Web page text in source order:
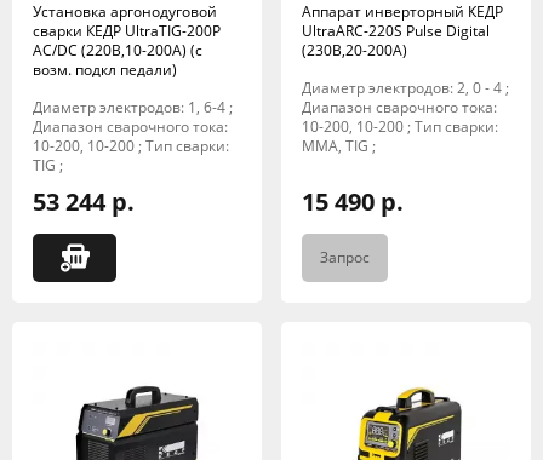
Установка аргонодуговой
сварки КЕДР UltraTIG-200P
AC/DC (220В,10-200А) (с
возм. подкл педали)
Диаметр электродов: 1, 6-4 ;
Диапазон сварочного тока:
10-200, 10-200 ; Тип сварки:
TIG ;
53 244 р.
Аппарат инверторный КЕДР
UltraARC-220S Pulse Digital
(230В,20-200А)
Диаметр электродов: 2, 0 - 4 ;
Диапазон сварочного тока:
10-200, 10-200 ; Тип сварки:
MMA, TIG ;
15 490 р.
Запрос